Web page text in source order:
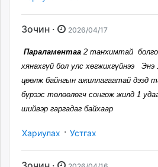
Зочин · 2026/04/17
Параламентаа 2 танхимтай
хянахгүй бол улс хөгжихгүйнээ
цөөлж байнгын ажиллагаатай дээд
бүрээс төлөөлөгч сонгож жилд 1
шийвэр гаргадаг байхаар
Хариулах · Устгах